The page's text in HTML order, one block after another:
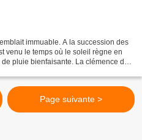
immuable. A la succession des
venu le temps où le soleil règne en
pluie bienfaisante. La clémence de
Page suivante >